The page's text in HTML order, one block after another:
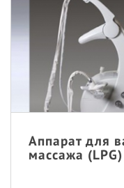
Аппарат для
массажа